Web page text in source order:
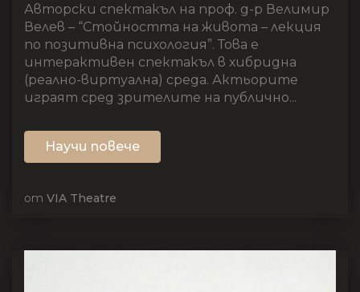
Авторски спектакъл на проф. д-р Велимир
Велев – “Стойността на живота – лекция
по позитивна психология”. Това е
интерактивен спектакъл в хибридна
(реално-виртуална) среда. Актьорите
играят сред зрителите на публично...
Научи повече
от VIA Theatre